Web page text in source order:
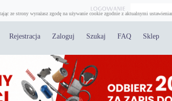
ze strony wyrażasz zgodę na używanie cookie zgodnie z aktualnymi
Rejestracja Zaloguj Szukaj FAQ Sklep